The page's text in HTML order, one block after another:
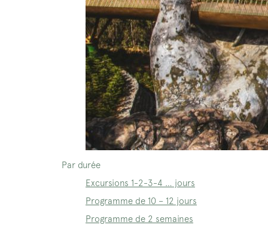
Par durée
Excursions 1-2-3-4 … jours
Programme de 10 – 12 jours
Programme de 2 semaines